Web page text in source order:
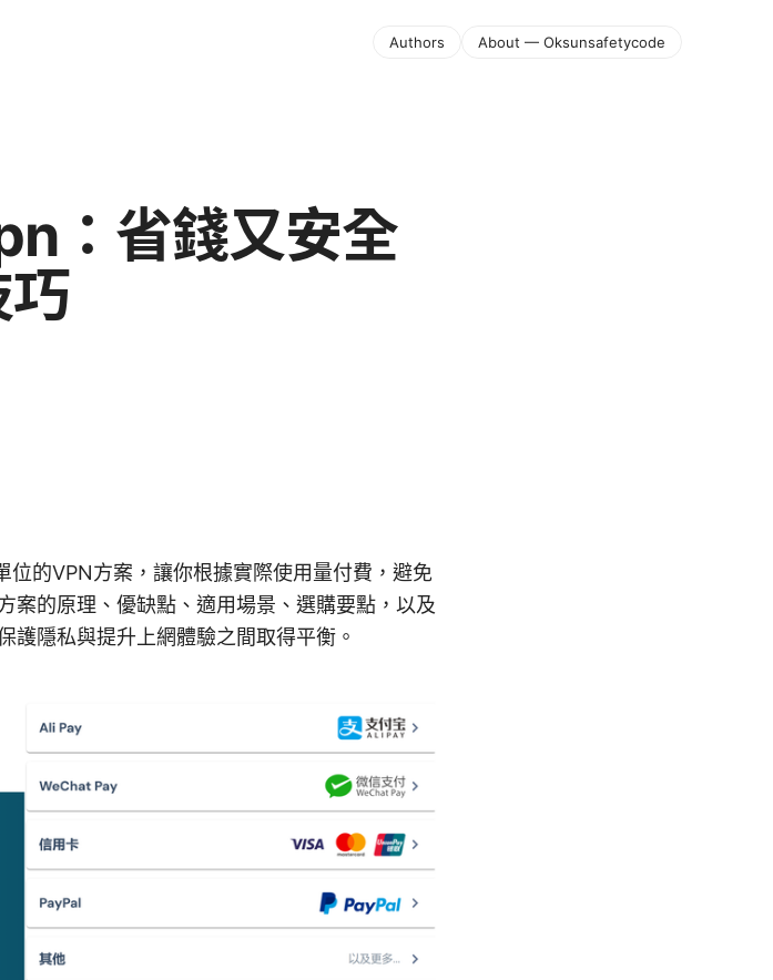
Authors About — Oksunsafetycode
：省錢又安全
的VPN方案，讓你根據實際使用量付費，避免
案的原理、優缺點、適用場景、選購要點，以及
護隱私與提升上網體驗之間取得平衡。